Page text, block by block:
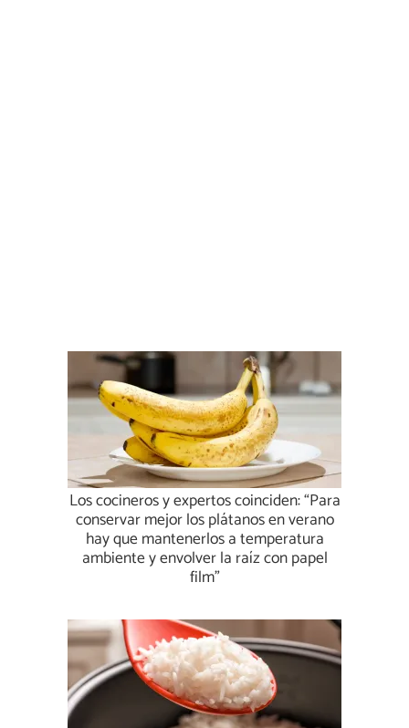
Los cocineros y expertos coinciden: “Para
conservar mejor los plátanos en verano
hay que mantenerlos a temperatura
ambiente y envolver la raíz con papel
film”